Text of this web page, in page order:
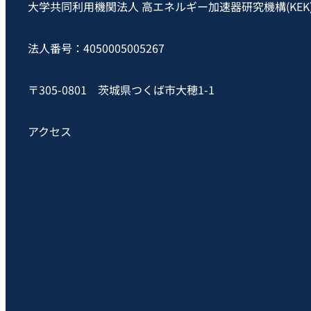
大学共同利用機関法人 高エネルギー加速器研究機構
法人番号：4050005005267
〒305-0801 茨城県つくば市大穂1-1
アクセス